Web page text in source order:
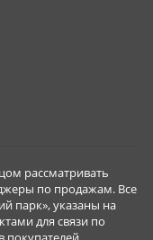
рассматривать
по продажам. Все
парк», указаны на
для связи по